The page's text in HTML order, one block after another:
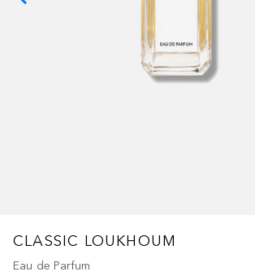
CLASSIC LOUKHOUM
Eau de Parfum